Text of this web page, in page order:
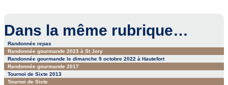
Dans la même rubrique…
Randonnée repas
Randonnée gourmande 2023 à St Jory
Randonnée gourmande le dimanche 9 octobre 2022 à Hautefort
Randonnée gourmande 2017
Tournoi de Sixte 2013
Tournoi de Sixte